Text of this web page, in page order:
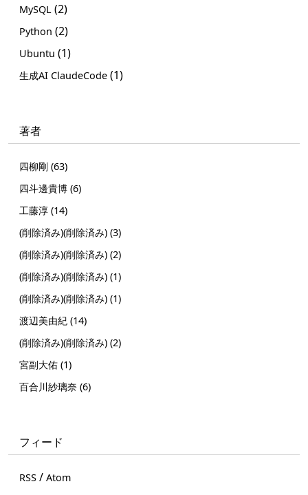
MySQL (2)
Python (2)
Ubuntu (1)
生成AI ClaudeCode (1)
著者
四柳剛 (63)
四斗邊貴博 (6)
工藤淳 (14)
(削除済み)(削除済み) (3)
(削除済み)(削除済み) (2)
(削除済み)(削除済み) (1)
(削除済み)(削除済み) (1)
渡辺美由紀 (14)
(削除済み)(削除済み) (2)
宮副大佑 (1)
百合川紗璃奈 (6)
フィード
RSS / Atom